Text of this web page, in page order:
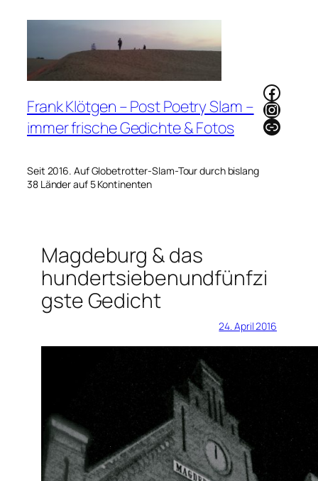
Frank Klötgen – Post Poetry Slam –
immer frische Gedichte & Fotos
Seit 2016. Auf Globetrotter-Slam-Tour durch bislang
38 Länder auf 5 Kontinenten
Link
Magdeburg & das
hundertsiebenundfünfzi
gste Gedicht
24. April 2016